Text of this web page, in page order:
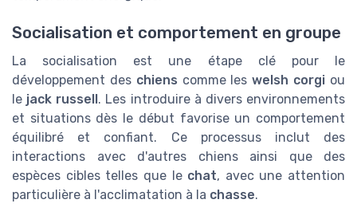
Socialisation et comportement en groupe
La socialisation est une étape clé pour le
développement des chiens comme leswelsh corgi ou
le jack russell . Les introduire à divers environnements
et situations dès le début favorise un comportement
équilibré et confiant. Ce processus inclut des
interactions avec d'autres chiens ainsi que des
espèces cibles telles que le chat, avec une attention
particulière à l'acclimatation à la chasse.